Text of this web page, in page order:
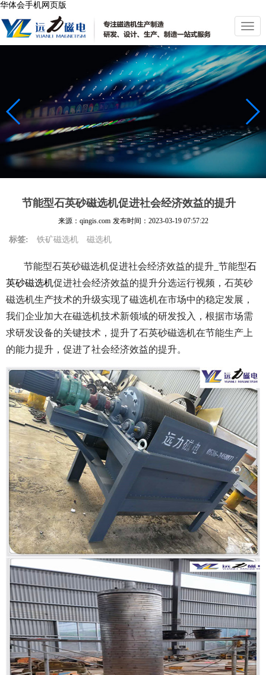
华体会手机网页版
切
换
导
航
节能型石英砂磁选机促进社会经济效益的提升
来源：qingis.com 发布时间： 2023-03-19 07:57:22
标签: 铁矿磁选机 磁选机
节能型石英砂磁选机促进社会经济效益的提升_节能型石
英砂磁选机促进社会经济效益的提升分选运行视频，石英砂
磁选机生产技术的升级实现了磁选机在市场中的稳定发展，
我们企业加大在磁选机技术新领域的研发投入，根据市场需
求研发设备的关键技术，提升了石英砂磁选机在节能生产上
的能力提升，促进了社会经济效益的提升。